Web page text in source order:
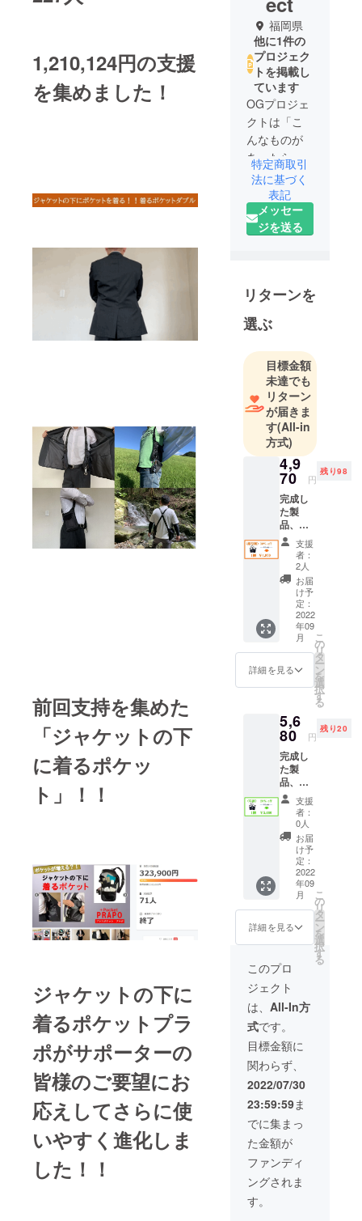
1,210,124円の支援
を集めました！
前回支持を集めた
「ジャケットの下
に着るポケッ
ト」！！
ジャケットの下に
着るポケットプラ
ポがサポーターの
皆様のご要望にお
応えしてさらに使
いやすく進化しま
した！ ！
福岡県
他に1件の
プロジェク
トを掲載し
ています
OGプロジェ
クトは「こ
んなものが
あったらい
いのにな…
をお届けし
たい」を
モットーと
より快適
に、より便
利に、そし
て幸せにで
きる商品を
お届けでき
るよう商品
開発に取り
組んで参り
ます。 みな
さまのご支
援を頂けれ
ばとありが
たく思いま
す。 何卒よ
ろしくお願
い致しま
特定商取引
法に基づく
表記
メッセー
ジを送る
リターンを
選ぶ
目標金額
未達でも
リターン
が届きま
す(All-in
方式)
4,9
70 円
残り98
完成し
た製
品、
ツーリ
ングス
カラビ
ナ、ピ
ンリー
ル、取
扱説明
支援
者：
2人
お届
け予
定：
2022
年09
月
詳細を見る
こ
の
リ
タ
ー
ン
を
選
択
す
る
5,6
80 円
残り20
完成し
た製
品、
ツーリ
ングス
カラビ
ナ、ピ
ンリー
ル、取
扱説明
支援
者：
0人
お届
け予
定：
2022
年09
月
詳細を見る
こ
の
リ
タ
ー
ン
を
選
択
す
る
このプロ
ジェクト
は、 All-In方
式です。
目標金額に
関わらず、
2022/07/30
23:59:59ま
でに集まっ
た金額が
ファンディ
ングされま
す。